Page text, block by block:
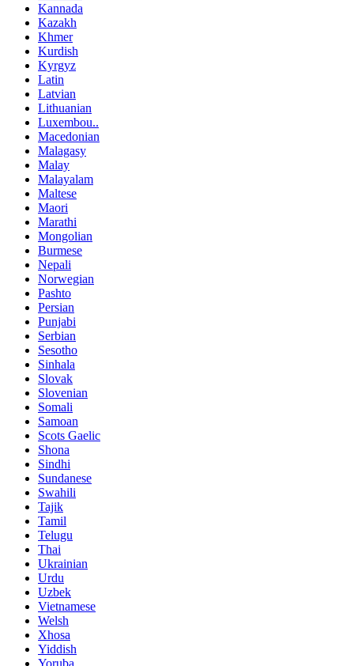
Kannada
Kazakh
Khmer
Kurdish
Kyrgyz
Latin
Latvian
Lithuanian
Luxembou..
Macedonian
Malagasy
Malay
Malayalam
Maltese
Maori
Marathi
Mongolian
Burmese
Nepali
Norwegian
Pashto
Persian
Punjabi
Serbian
Sesotho
Sinhala
Slovak
Slovenian
Somali
Samoan
Scots Gaelic
Shona
Sindhi
Sundanese
Swahili
Tajik
Tamil
Telugu
Thai
Ukrainian
Urdu
Uzbek
Vietnamese
Welsh
Xhosa
Yiddish